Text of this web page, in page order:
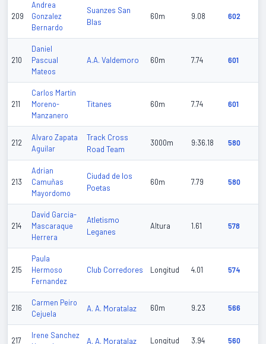
209
Andrea
Gonzalez
Bernardo
Suanzes San
Blas
60m 9.08 602
210
Daniel
Pascual
Mateos
A.A. Valdemoro 60m 7.74 601
211
Carlos Martin
Moreno-
Manzanero
Titanes 60m 7.74 601
212
Alvaro Zapata
Aguilar
Track Cross
Road Team
3000m 9:36.18 580
213
Adrian
Camuñas
Mayordomo
Ciudad de los
Poetas
60m 7.79 580
214
David Garcia-
Mascaraque
Herrera
Atletismo
Leganes
Altura 1.61 578
215
Paula
Hermoso
Fernandez
Club Corredores Longitud 4.01 574
216
Carmen Peiro
Cejuela
A. A. Moratalaz 60m 9.23 566
217
Irene Sanchez
A. A. Moratalaz Longitud 3.94 560